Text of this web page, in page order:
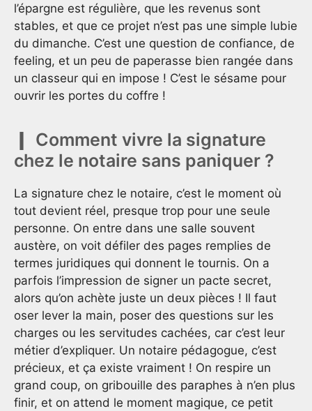
l’épargne est régulière, que les revenus sont
stables, et que ce projet n’est pas une simple lubie
du dimanche. C’est une question de confiance, de
feeling, et un peu de paperasse bien rangée dans
un classeur qui en impose ! C’est le sésame pour
ouvrir les portes du coffre !
Comment vivre la signature
chez le notaire sans paniquer ?
La signature chez le notaire, c’est le moment où
tout devient réel, presque trop pour une seule
personne. On entre dans une salle souvent
austère, on voit défiler des pages remplies de
termes juridiques qui donnent le tournis. On a
parfois l’impression de signer un pacte secret,
alors qu’on achète juste un deux pièces ! Il faut
oser lever la main, poser des questions sur les
charges ou les servitudes cachées, car c’est leur
métier d’expliquer. Un notaire pédagogue, c’est
précieux, et ça existe vraiment ! On respire un
grand coup, on gribouille des paraphes à n’en plus
finir, et on attend le moment magique, ce petit